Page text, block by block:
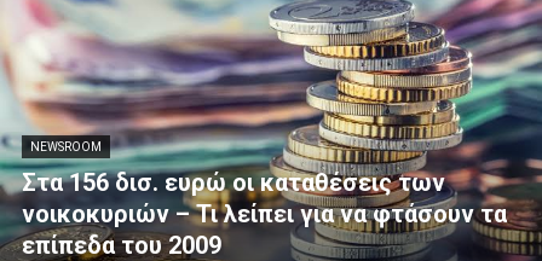
NEWSROOM
Στα 156 δισ. ευρώ οι καταθέσεις των
νοικοκυριών – Τι λείπει για να φτάσουν τα
επίπεδα του 2009